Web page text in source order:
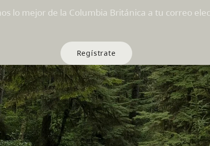
lo mejor de la Columbia Británica a tu correo
Regístrate